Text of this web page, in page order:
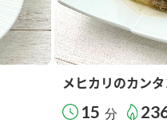
メヒカリのカン
15 分